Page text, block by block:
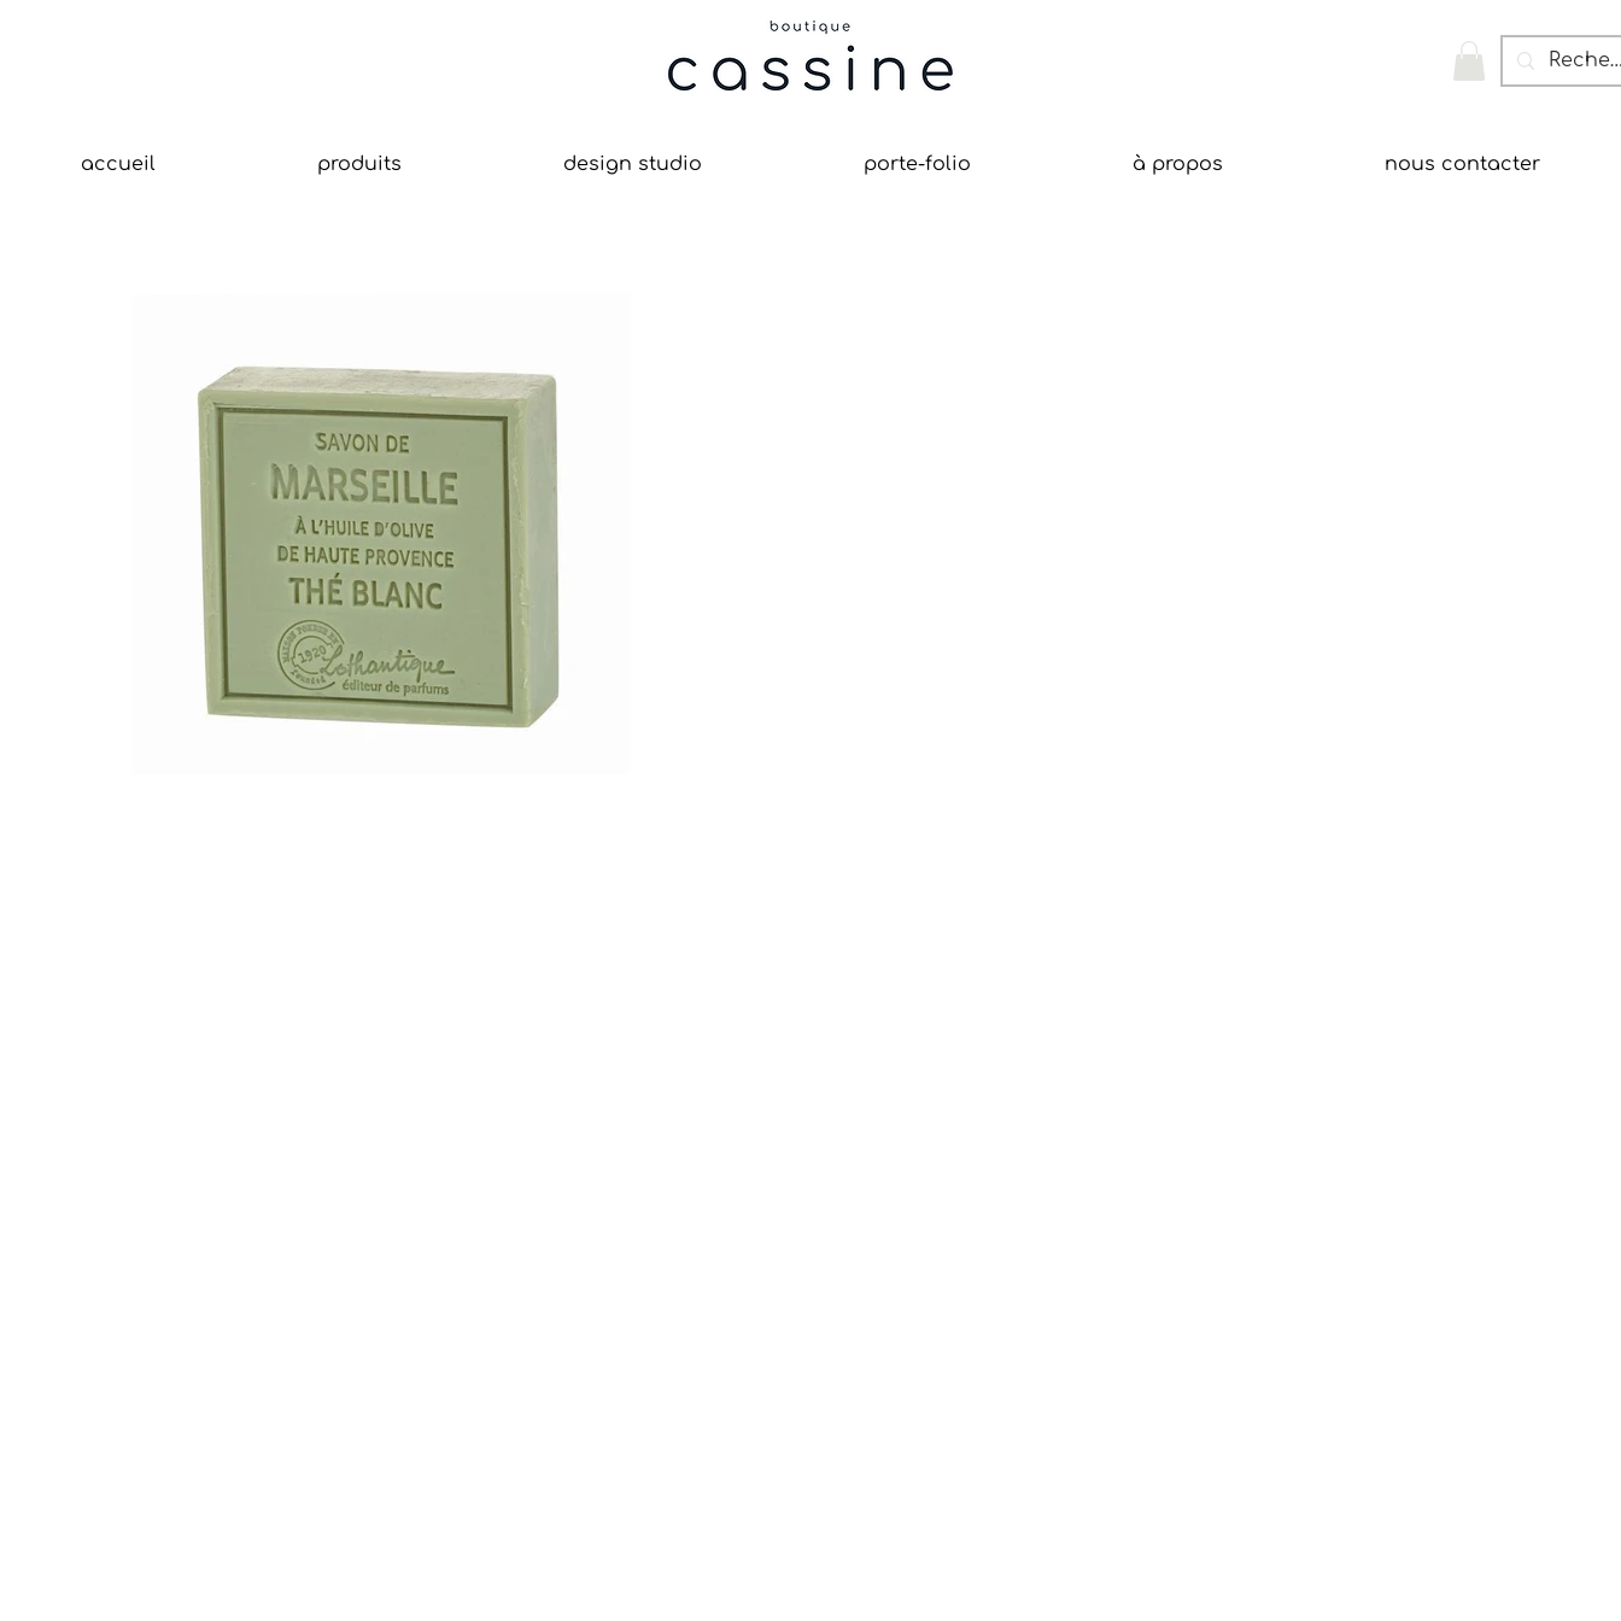
accueil produits design studio porte-folio à propos nous contacter